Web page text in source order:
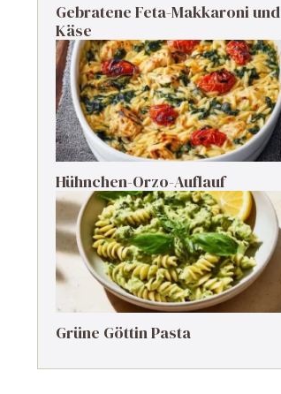
Gebratene Feta-Makkaroni und
Käse
Hühnchen-Orzo-Auflauf
Grüne Göttin Pasta